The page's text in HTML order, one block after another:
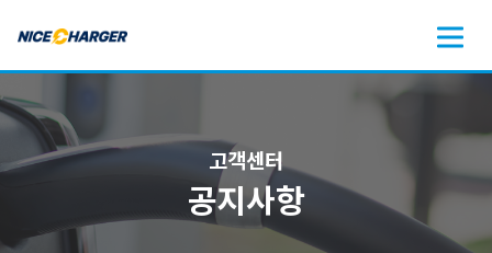
고객센터
공지사항